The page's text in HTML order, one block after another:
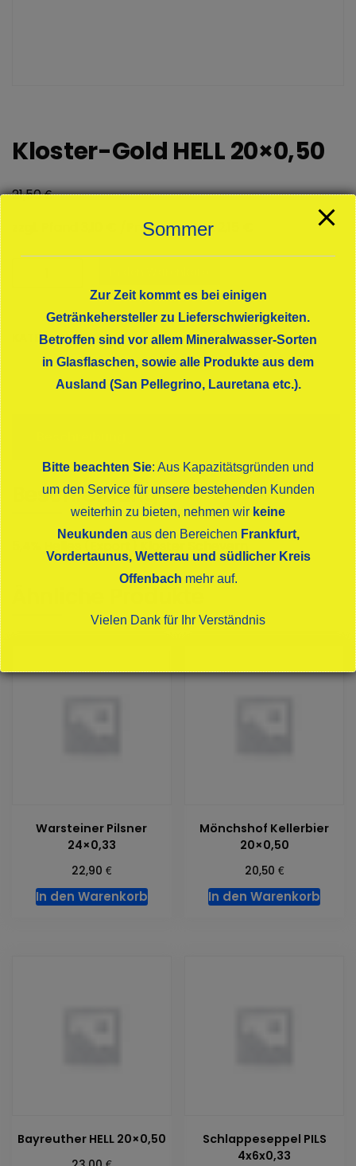
Kloster-Gold HELL 20×0,50
21,50€
zzgl. Pfand 3,10 € /Preis pro Liter: 2,15 €
20x0,50
Menge
KATEGORIE:BIERE
Beschreibung
Warsteiner Pilsner
24×0,33
22,90 €
In den Warenkorb
Mönchshof Kellerbier
20×0,50
20,50 €
In den Warenkorb
Bayreuther HELL 20×0,50
Schlappeseppel PILS
4x6x0,33
Sommer
Zur Zeit kommt es bei einigen
Getränkehersteller zu Lieferschwierigkeiten.
Betroffen sind vor allem Mineralwasser-Sorten
in Glasflaschen, sowie alle Produkte aus dem
Ausland (San Pellegrino, Lauretana etc.).
Bitte beachten Sie: Aus Kapazitätsgründen und
um den Service für unsere bestehenden Kunden
weiterhin zu bieten, nehmen wir keine
Neukunden aus den Bereichen Frankfurt,
Vordertaunus, Wetterau und südlicher Kreis
Offenbach mehr auf.
Vielen Dank für Ihr Verständnis
Dies schließt sich in16Sekunden